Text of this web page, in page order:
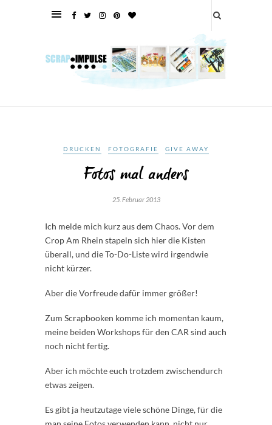
DRUCKEN FOTOGRAFIE GIVE AWAY
Fotos mal anders
25. Februar 2013
Ich melde mich kurz aus dem Chaos. Vor dem
Crop Am Rhein stapeln sich hier die Kisten
überall, und die To-Do-Liste wird irgendwie
nicht kürzer.
Aber die Vorfreude dafür immer größer!
Zum Scrapbooken komme ich momentan kaum,
meine beiden Workshops für den CAR sind auch
noch nicht fertig.
Aber ich möchte euch trotzdem zwischendurch
etwas zeigen.
Es gibt ja heutzutage viele schöne Dinge, für die